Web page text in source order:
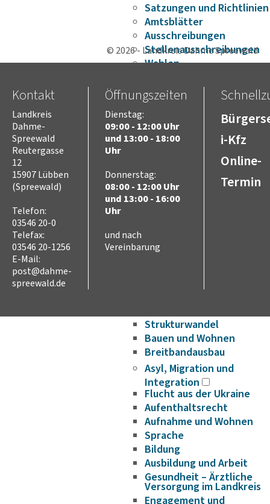
Satzungen und Richtlinien
Amtsblätter
Ausschreibungen
Stellenausschreibungen
Wahlen
Kreistag
Vorsitz des Kreistages
Rats- und
Niederschriften
Videoaufzeichnungen
Kreistag
Themen
Familie
Jugend
Erwachsene
Bauen und Infrastruktur
Strukturwandel
Bauen und Wohnen
Breitbandausbau
Asyl, Migration und
Integration
Flucht aus der Ukraine
Aufenthaltsrecht
Aufnahme und Wohnen
Sprache
Bildung
Ausbildung und Arbeit
Gesundheit – Ärztliche
Versorgung im Landkreis
Engagement und
© 2026 - Landkreis Dahme Spreewald
Kontakt
Landkreis
Dahme-
Spreewald
Reutergasse
12
15907 Lübben
(Spreewald)
Telefon:
03546 20-0
Telefax:
03546 20-1256
E-Mail:
post@dahme-
spreewald.de
Öffnungszeiten
Dienstag:
09:00 - 12:00 Uhr
und 13:00 - 18:00
Uhr
Donnerstag:
08:00 - 12:00 Uhr
und 13:00 - 16:00
Uhr
und nach
Vereinbarung
i-Kfz
Online-
Termin